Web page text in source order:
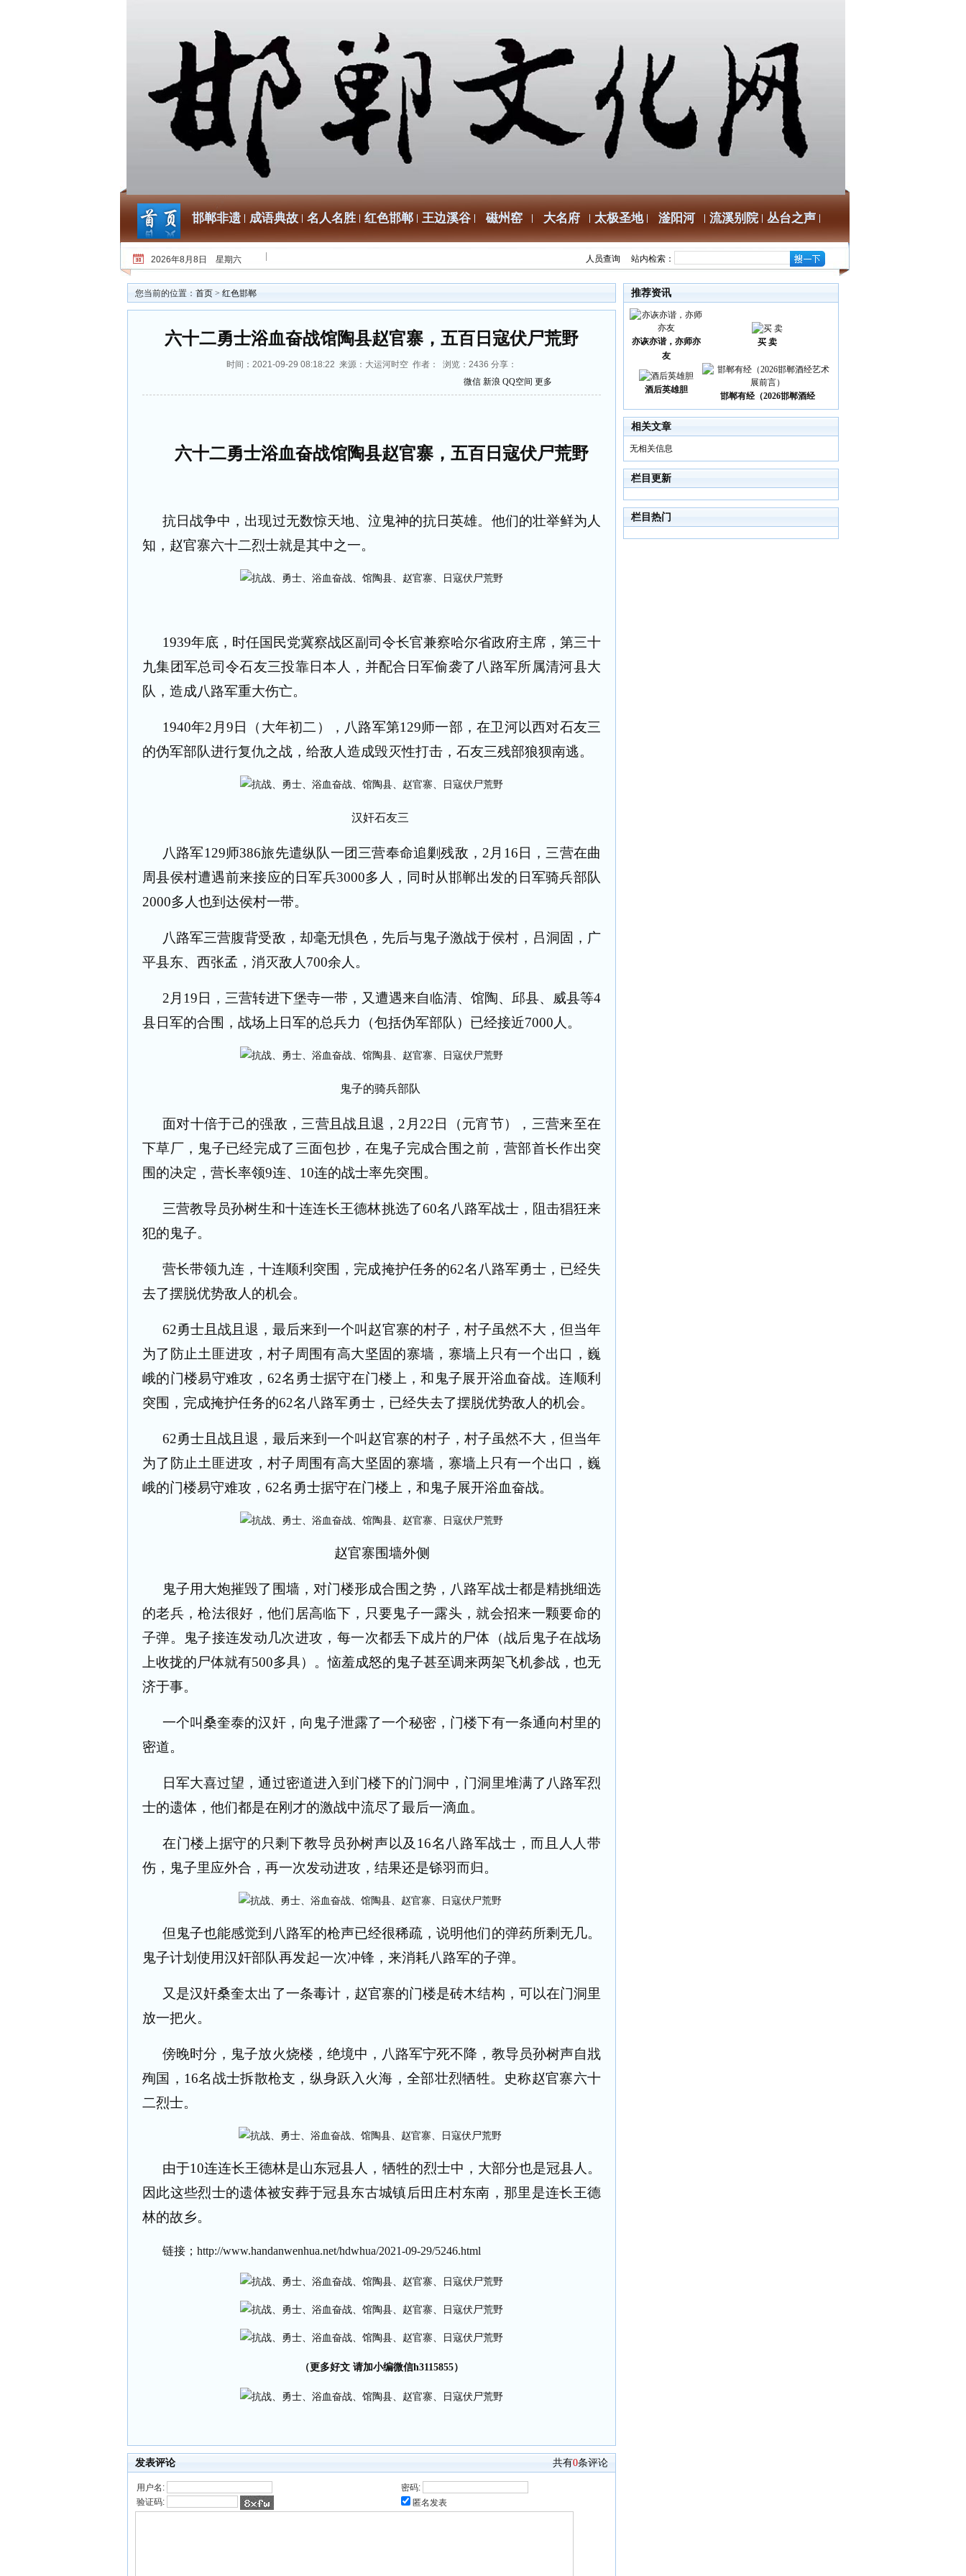
邯郸非遗 成语典故 名人名胜 红色邯郸 王边溪谷 磁州窑 大名府 太极圣地 滏阳河 流溪别院 丛台之声
2026年8月8日 星期六 人员查询 站内检索：
您当前的位置： 首页 > 红色邯郸
六十二勇士浴血奋战馆陶县赵官寨，五百日寇伏尸荒野
时间：2021-09-29 08:18:22 来源：大运河时空 作者： 浏览： 2436 分享：
微信 新浪 QQ空间 更多
六十二勇士浴血奋战馆陶县赵官寨，五百日寇伏尸荒野
抗日战争中，出现过无数惊天地、泣鬼神的抗日英雄。他们的壮举鲜为人
知，赵官寨六十二烈士就是其中之一。
1939年底，时任国民党冀察战区副司令长官兼察哈尔省政府主席，第三十
九集团军总司令石友三投靠日本人，并配合日军偷袭了八路军所属清河县大
队，造成八路军重大伤亡。
1940年2 月 9 日（大年初二），八路军第129师一部，在卫河以西对石友三
的伪军部队进行复仇之战，给敌人造成毁灭性打击，石友三残部狼狈南逃。
汉奸石友三
八路军129师386旅先遣纵队一团三营奉命追剿残敌， 2 月 16 日，三营在曲
周县侯村遭遇前来接应的日军兵3000多人，同时从邯郸出发的日军骑兵部队
2000多人也到达侯村一带。
八路军三营腹背受敌，却毫无惧色，先后与鬼子激战于侯村，吕洞固，广
平县东、西张孟，消灭敌人 700余人。
2 月 19 日，三营转进下堡寺一带，又遭遇来自临清、馆陶、邱县、威县等4
县日军的合围，战场上日军的总兵力（包括伪军部队）已经接近7000 人。
鬼子的骑兵部队
面对十倍于己的强敌，三营且战且退， 2 月 22 日（元宵节），三营来至在
下草厂，鬼子已经完成了三面包抄，在鬼子完成合围之前，营部首长作出突
围的决定，营长率领9连、 10连的战士率先突围。
三营教导员孙树生和十连连长王德林挑选了60名八路军战士，阻击猖狂来
犯的鬼子。
营长带领九连，十连顺利突围，完成掩护任务的62名八路军勇士，已经失
去了摆脱优势敌人的机会。
62勇士且战且退，最后来到一个叫赵官寨的村子，村子虽然不大，但当年
为了防止土匪进攻，村子周围有高大坚固的寨墙，寨墙上只有一个出口，巍
峨的门楼易守难攻， 62名勇士据守在门楼上，和鬼子展开浴血奋战。连顺利
突围，完成掩护任务的62名八路军勇士，已经失去了摆脱优势敌人的机会。
62勇士且战且退，最后来到一个叫赵官寨的村子，村子虽然不大，但当年
为了防止土匪进攻，村子周围有高大坚固的寨墙，寨墙上只有一个出口，巍
峨的门楼易守难攻， 62名勇士据守在门楼上，和鬼子展开浴血奋战。
赵官寨围墙外侧
鬼子用大炮摧毁了围墙，对门楼形成合围之势，八路军战士都是精挑细选
的老兵，枪法很好，他们居高临下，只要鬼子一露头，就会招来一颗要命的
子弹。鬼子接连发动几次进攻，每一次都丢下成片的尸体（战后鬼子在战场
上收拢的尸体就有500多具）。恼羞成怒的鬼子甚至调来两架飞机参战，也无
济于事。
一个叫桑奎泰的汉奸，向鬼子泄露了一个秘密，门楼下有一条通向村里的
密道。
日军大喜过望，通过密道进入到门楼下的门洞中，门洞里堆满了八路军烈
士的遗体，他们都是在刚才的激战中流尽了最后一滴血。
在门楼上据守的只剩下教导员孙树声以及 16名八路军战士，而且人人带
伤，鬼子里应外合，再一次发动进攻，结果还是铩羽而归。
但鬼子也能感觉到八路军的枪声已经很稀疏，说明他们的弹药所剩无几。
鬼子计划使用汉奸部队再发起一次冲锋，来消耗八路军的子弹。
又是汉奸桑奎太出了一条毒计，赵官寨的门楼是砖木结构，可以在门洞里
放一把火。
傍晚时分，鬼子放火烧楼，绝境中，八路军宁死不降，教导员孙树声自戕
殉国， 16名战士拆散枪支，纵身跃入火海，全部壮烈牺牲。史称赵官寨六十
二烈士。
由于10连连长王德林是山东冠县人，牺牲的烈士中，大部分也是冠县人。
因此这些烈士的遗体被安葬于冠县东古城镇后田庄村东南，那里是连长王德
林的故乡。
链接； http://www.handanwenhua.net/hdwhua/2021-09-29/5246.html
（更多好文 请加小编微信h3115855）
发表评论 共有0条评论
用户名:
密码:
验证码:
匿名发表
推荐资讯
亦诙亦谐，亦师亦
友
买 卖
酒后英雄胆
邯郸有经（2026邯郸酒经
相关文章
无相关信息
栏目更新
栏目热门